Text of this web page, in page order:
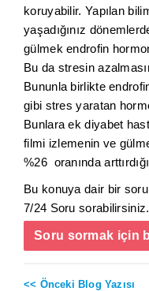
koruyabilir. Yapılan
yaşadığınız
gülmek endrofin
Bu da stresin
Bununla birlikte
gibi stres yaratan
Bunlara ek diyabet
filmi izlemenin ve
%26 oranında
Bu konuya dair bir
7/24 Soru sorabilirsiniz.
Soru sormak için
<< Önceki Blog Yazısı